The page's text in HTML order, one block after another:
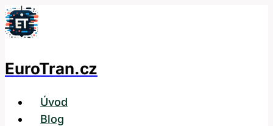
Přeskočit
na
EuroTran.cz
Úvod
Blog